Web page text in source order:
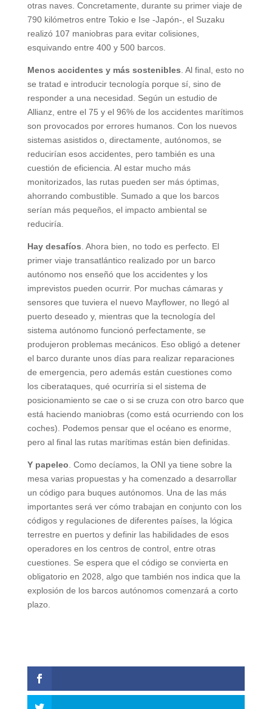
otras naves. Concretamente, durante su primer viaje de
790 kilómetros entre Tokio e Ise -Japón-, el Suzaku
realizó 107 maniobras para evitar colisiones,
esquivando entre 400 y 500 barcos.
Menos accidentes y más sostenibles . Al final, esto no
se tratad e introducir tecnología porque sí, sino de
responder a una necesidad. Según un estudio de
Allianz, entre el 75 y el 96% de los accidentes marítimos
son provocados por errores humanos. Con los nuevos
sistemas asistidos o, directamente, autónomos, se
reducirían esos accidentes, pero también es una
cuestión de eficiencia. Al estar mucho más
monitorizados, las rutas pueden ser más óptimas,
ahorrando combustible. Sumado a que los barcos
serían más pequeños, el impacto ambiental se
reduciría.
Hay desafíos . Ahora bien, no todo es perfecto. El
primer viaje transatlántico realizado por un barco
autónomo nos enseñó que los accidentes y los
imprevistos pueden ocurrir. Por muchas cámaras y
sensores que tuviera el nuevo Mayflower, no llegó al
puerto deseado y, mientras que la tecnología del
sistema autónomo funcionó perfectamente, se
produjeron problemas mecánicos. Eso obligó a detener
el barco durante unos días para realizar reparaciones
de emergencia, pero además están cuestiones como
los ciberataques, qué ocurriría si el sistema de
posicionamiento se cae o si se cruza con otro barco que
está haciendo maniobras (como está ocurriendo con los
coches). Podemos pensar que el océano es enorme,
pero al final las rutas marítimas están bien definidas.
Y papeleo . Como decíamos, la ONI ya tiene sobre la
mesa varias propuestas y ha comenzado a desarrollar
un código para buques autónomos. Una de las más
importantes será ver cómo trabajan en conjunto con los
códigos y regulaciones de diferentes países, la lógica
terrestre en puertos y definir las habilidades de esos
operadores en los centros de control, entre otras
cuestiones. Se espera que el código se convierta en
obligatorio en 2028, algo que también nos indica que la
explosión de los barcos autónomos comenzará a corto
plazo.